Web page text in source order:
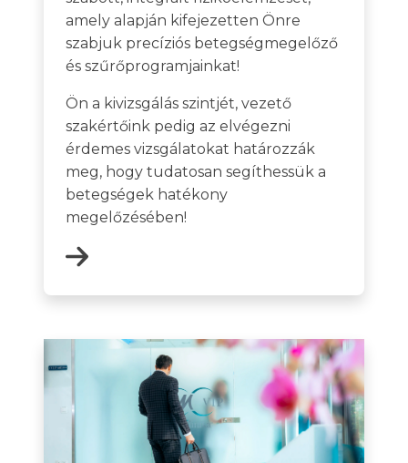
amely alapján kifejezetten Önre
szabjuk precíziós betegségmegelőző
és szűrőprogramjainkat!
Ön a kivizsgálás szintjét, vezető
szakértőink pedig az elvégezni
érdemes vizsgálatokat határozzák
meg, hogy tudatosan segíthessük a
betegségek hatékony
megelőzésében!